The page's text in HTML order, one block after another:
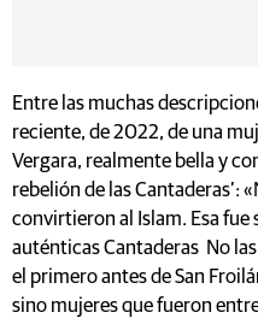
Entre las muchas
reciente, de 2022, de una
Vergara, realmente bella y
rebelión de las Cantaderas’:
convirtieron al Islam. Esa fue
auténticas Cantaderas No
el primero antes de San
sino mujeres que fueron